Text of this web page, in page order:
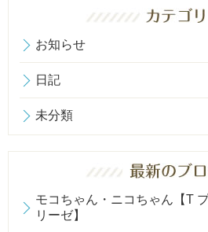
お知らせ
日記
未分類
モコちゃん・ニコちゃん【T
リーゼ】